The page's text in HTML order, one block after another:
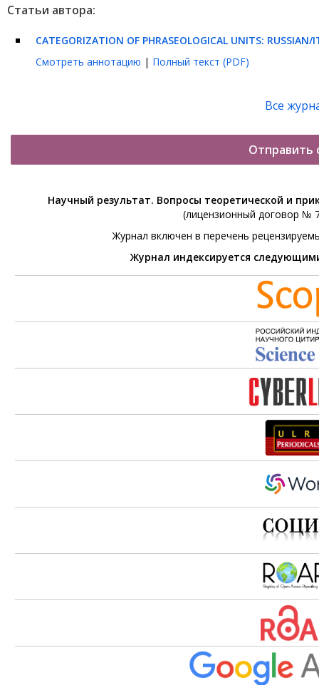
Статьи автора:
CATEGORIZATION OF PHRASEOLOGICAL UNITS: RUSSIAN/
Смотреть аннотацию | Полный текст (PDF)
Все
Отправить
Научный результат. Вопросы теоретической и
(лицензионный договор №
Журнал включен в перечень
Журнал индексируется